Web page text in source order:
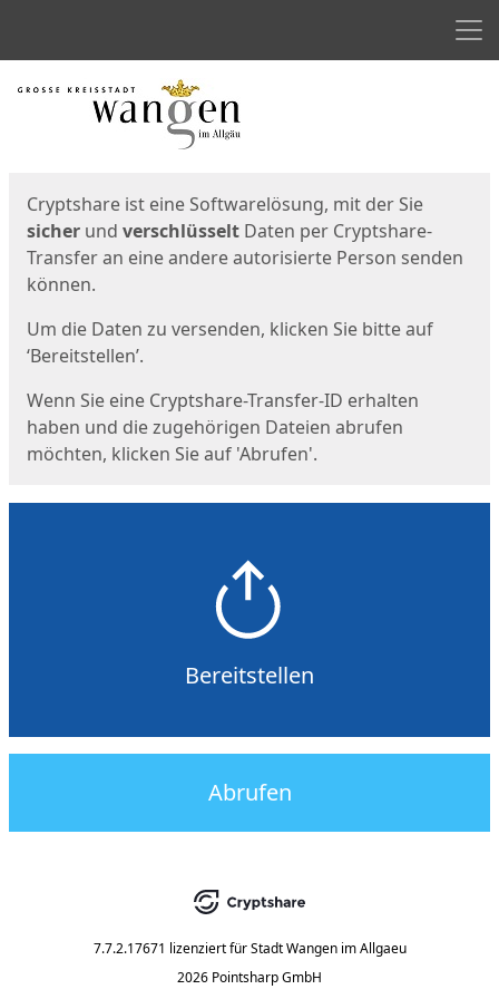
Start
Cryptshare ist eine Softwarelösung, mit der Sie
sicher und verschlüsselt Daten per Cryptshare-
Transfer an eine andere autorisierte Person senden
können.
Um die Daten zu versenden, klicken Sie bitte auf
‘Bereitstellen’.
Wenn Sie eine Cryptshare-Transfer-ID erhalten
haben und die zugehörigen Dateien abrufen
möchten, klicken Sie auf 'Abrufen'.
Bereitstellen
Abrufen
7.7.2.17671 lizenziert für Stadt Wangen im Allgaeu
2026 Pointsharp GmbH